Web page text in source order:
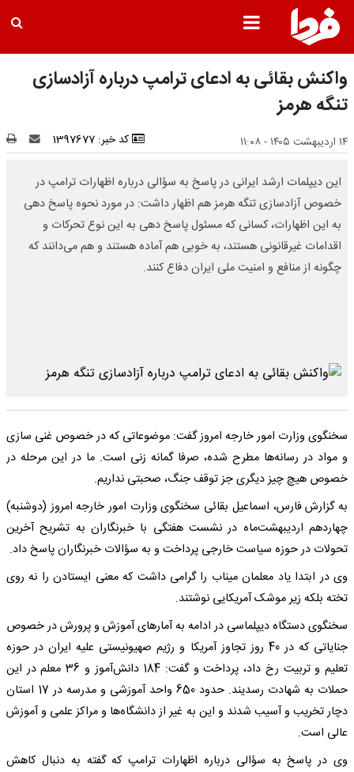
واکنش بقائی به ادعای ترامپ درباره آزادسازی
تنگه هرمز
۱۴ اردیبهشت ۱۴۰۵ - ۱۱:۰۸ کد خبر: 1397677
این دیپلمات ارشد ایرانی در پاسخ به سؤالی درباره اظهارات ترامپ در
خصوص آزادسازی تنگه هرمز هم اظهار داشت: در مورد نحوه پاسخ دهی
به این اظهارات، کسانی که مسئول پاسخ دهی به این نوع تحرکات و
اقدامات غیرقانونی هستند، به خوبی هم آماده هستند و هم می‌دانند که
چگونه از منافع و امنیت ملی ایران دفاع کنند.
سخنگوی وزارت امور خارجه امروز گفت: موضوعاتی که در خصوص غنی سازی
و مواد در رسانه‌ها مطرح شده، صرفا گمانه زنی است. ما در این مرحله در
خصوص هیچ چیز دیگری جز توقف جنگ، صحبتی نداریم.
به گزارش فارس، اسماعیل بقائی سخنگوی وزارت امور خارجه امروز (دوشنبه)
چهاردهم اردیبهشت‌ماه در نشست هفتگی با خبرنگاران به تشریح آخرین
تحولات در حوزه سیاست خارجی پرداخت و به سؤالات خبرنگاران پاسخ داد.
وی در ابتدا یاد معلمان میناب را گرامی داشت که معنی ایستادن را نه روی
تخته بلکه زیر موشک آمریکایی نوشتند.
سخنگوی دستگاه دیپلماسی در ادامه به آمارهای آموزش و پرورش در خصوص
جنایاتی که در 40 روز تجاوز آمریکا و رژیم صهیونیستی علیه ایران در حوزه
تعلیم و تربیت رخ داد، پرداخت و گفت: 184 دانش‌آموز و 36 معلم در این
حملات به شهادت رسدیند. حدود 650 واحد آموزشی و مدرسه در 17 استان
دچار تخریب و آسیب شدند و این به غیر از دانشگاه‌ها و مراکز علمی و آموزش
عالی است.
وی در پاسخ به سؤالی درباره اظهارات ترامپ که گفته به دنبال کاهش